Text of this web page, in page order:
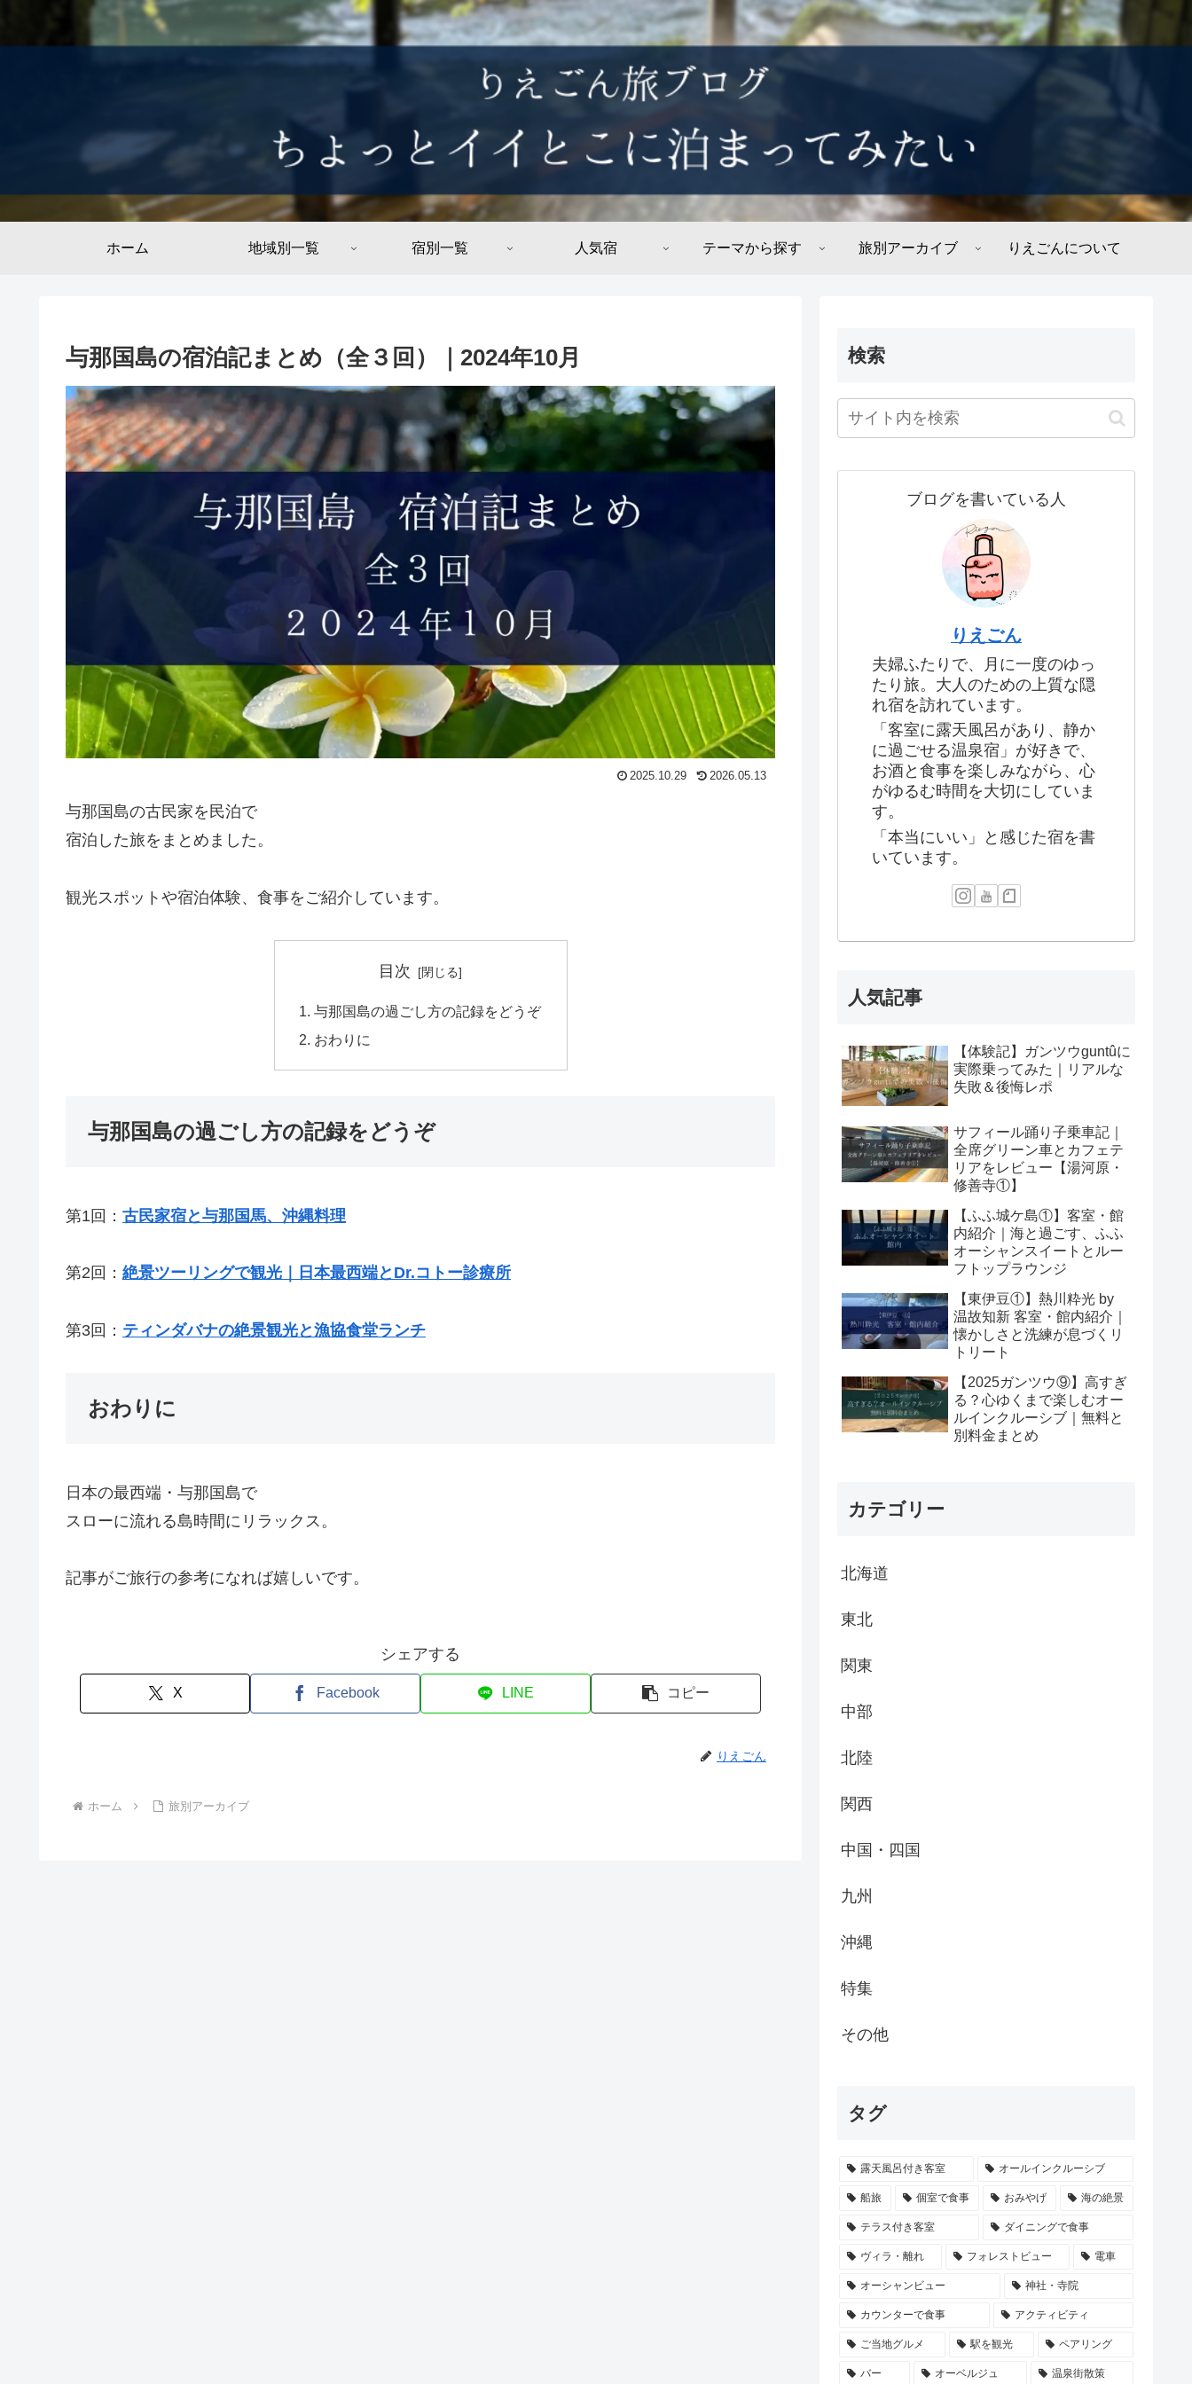
ホーム 地域別一覧 宿別一覧 人気宿 テーマから探す 旅別アーカイブ りえごんについて
与那国島の宿泊記まとめ（全３回）｜2024年10月
2025.10.29 2026.05.13
与那国島の古民家を民泊で
宿泊した旅をまとめました。
観光スポットや宿泊体験、食事をご紹介しています。
目次
与那国島の過ごし方の記録をどうぞ
おわりに
与那国島の過ごし方の記録をどうぞ
第1回： 古民家宿と与那国馬、沖縄料理
第2回： 絶景ツーリングで観光｜日本最西端とDr.コトー診療所
第3回： ティンダバナの絶景観光と漁協食堂ランチ
おわりに
日本の最西端・与那国島で
スローに流れる島時間にリラックス。
記事がご旅行の参考になれば嬉しいです。
シェアする
X Facebook LINE コピー
りえごん
ホーム 旅別アーカイブ
検索
ブログを書いている人
りえごん
夫婦ふたりで、月に一度のゆっ
たり旅。大人のための上質な隠
れ宿を訪れています。
「客室に露天風呂があり、静か
に過ごせる温泉宿」が好きで、
お酒と食事を楽しみながら、心
がゆるむ時間を大切にしていま
す。
「本当にいい」と感じた宿を書
いています。
人気記事
【体験記】ガンツウguntûに
実際乗ってみた｜リアルな
失敗＆後悔レポ
サフィール踊り子乗車記｜
全席グリーン車とカフェテ
リアをレビュー【湯河原・
修善寺①】
【ふふ城ケ島①】客室・館
内紹介｜海と過ごす、ふふ
オーシャンスイートとルー
フトップラウンジ
【東伊豆①】熱川粋光 by
温故知新 客室・館内紹介｜
懐かしさと洗練が息づくリ
トリート
【2025ガンツウ⑨】高すぎ
る？心ゆくまで楽しむオー
ルインクルーシブ｜無料と
別料金まとめ
カテゴリー
北海道
東北
関東
中部
北陸
関西
中国・四国
九州
沖縄
特集
その他
タグ
露天風呂付き客室 オールインクルーシブ
船旅 個室で食事 おみやげ 海の絶景
テラス付き客室 ダイニングで食事
ヴィラ・離れ フォレストビュー 電車
オーシャンビュー 神社・寺院
カウンターで食事 アクティビティ
ご当地グルメ 駅を観光 ペアリング
バー オーベルジュ 温泉街散策